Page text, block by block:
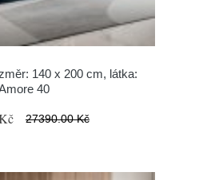
140 x 200 cm, látka:
40
27390.00 Kč